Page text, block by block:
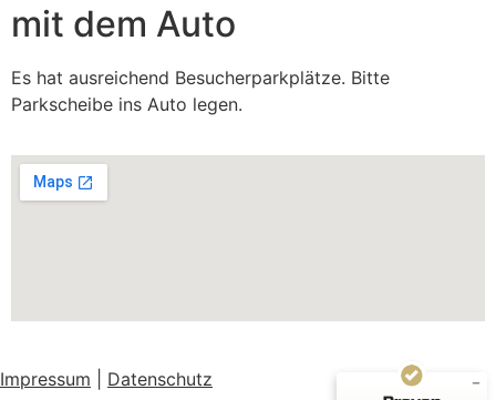
mit dem Auto
Es hat ausreichend Besucherparkplätze. Bitte
Parkscheibe ins Auto legen.
Impressum Datenschutz
ProvenExpert.com
50